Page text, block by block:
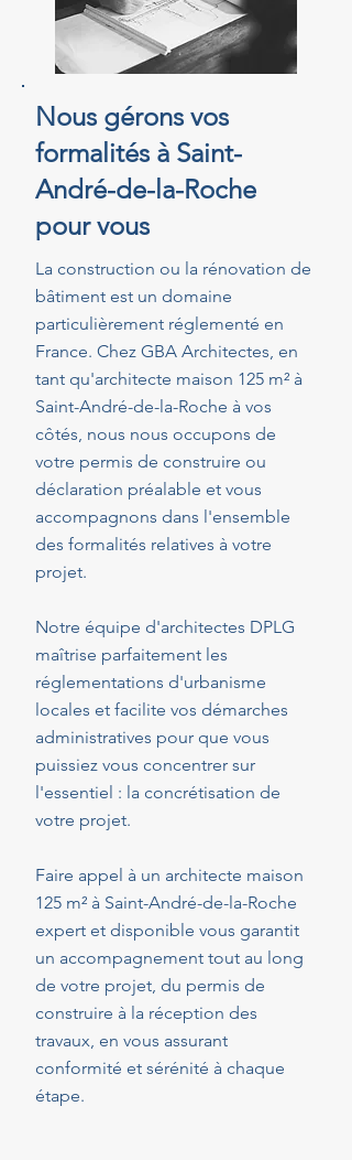
Nous gérons vos
formalités à Saint-
André-de-la-Roche
pour vous
La construction ou la rénovation de
bâtiment est un domaine
particulièrement réglementé en
France. Chez GBA Architectes, en
tant qu'architecte maison 125 m² à
Saint-André-de-la-Roche à vos
côtés, nous nous occupons de
votre permis de construire ou
déclaration préalable et vous
accompagnons dans l'ensemble
des formalités relatives à votre
projet.
Notre équipe d'architectes DPLG
maîtrise parfaitement les
réglementations d'urbanisme
locales et facilite vos démarches
administratives pour que vous
puissiez vous concentrer sur
l'essentiel : la concrétisation de
votre projet.
Faire appel à un architecte maison
125 m² à Saint-André-de-la-Roche
expert et disponible vous garantit
un accompagnement tout au long
de votre projet, du permis de
construire à la réception des
travaux, en vous assurant
conformité et sérénité à chaque
étape.